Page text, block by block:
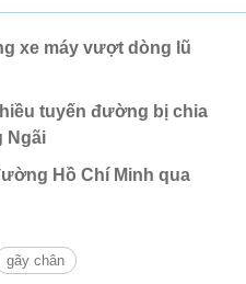
xe máy vượt dòng lũ
tuyến đường bị chia
Ngãi
Hồ Chí Minh qua
gãy chân